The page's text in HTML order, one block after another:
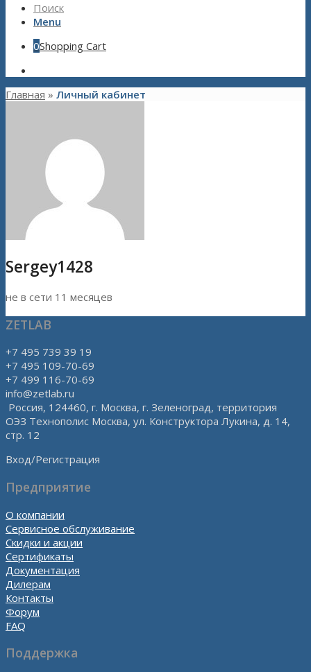
Поиск
Menu
0Shopping Cart
Главная » Личный кабинет
Sergey1428
не в сети 11 месяцев
ZETLAB
+7 495 739 39 19
+7 495 109-70-69
+7 499 116-70-69
info@zetlab.ru
Россия, 124460, г. Москва, г. Зеленоград, территория
ОЭЗ Технополис Москва, ул. Конструктора Лукина, д. 14,
стр. 12
Вход/Регистрация
Предприятие
О компании
Сервисное обслуживание
Скидки и акции
Сертификаты
Документация
Дилерам
Контакты
Форум
FAQ
Поддержка